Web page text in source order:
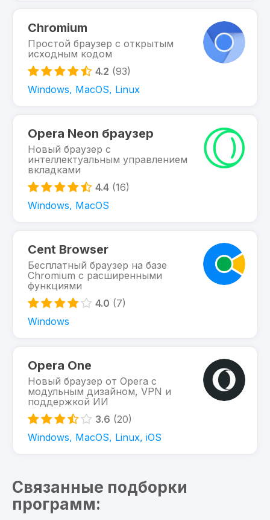
Chromium
Простой браузер с открытым
исходным кодом
4.2 (93)
Windows, MacOS, Linux
Opera Neon браузер
Новый браузер с
интеллектуальным управлением
вкладками
4.4 (16)
Windows, MacOS
Cent Browser
Бесплатный браузер на базе
Chromium с расширенными
функциями
4.0 (7)
Windows
Opera One
Новый браузер от Opera с
модульным дизайном, VPN и
поддержкой ИИ
3.6 (20)
Windows, MacOS, Linux, iOS
Связанные подборки
программ: